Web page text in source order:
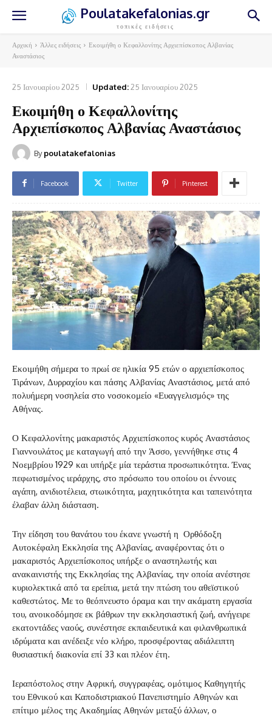
Poulatakefalonias.gr
τοπικές ειδήσεις
Αρχική Άλλες ειδήσεις
Εκοιμήθη ο Κεφαλλονίτης Αρχιεπίσκοπος Αλβανίας
Αναστάσιος
25 Ιανουαρίου 2025 Updated:25 Ιανουαρίου 2025
Εκοιμήθη ο Κεφαλλονίτης
Αρχιεπίσκοπος Αλβανίας Αναστάσιος
By poulatakefalonias
Facebook Twitter Pinterest
Εκοιμήθη σήμερα το πρωί σε ηλικία 95 ετών ο αρχιεπίσκοπος
Τιράνων, Δυρραχίου και πάσης Αλβανίας Αναστάσιος, μετά από
πολυήμερη νοσηλεία στο νοσοκομείο «Ευαγγελισμός» της
Αθήνας.
Ο Κεφαλλονίτης μακαριστός Αρχιεπίσκοπος κυρός Αναστάσιος
Γιαννουλάτος με καταγωγή από την Άσσο, γεννήθηκε στις 4
Νοεμβρίου 1929 και υπήρξε μία τεράστια προσωπικότητα. Ένας
πεφωτισμένος ιεράρχης, στο πρόσωπο του οποίου οι έννοιες
αγάπη, ανιδιοτέλεια, στωικότητα, μαχητικότητα και ταπεινότητα
έλαβαν άλλη διάσταση.
Την είδηση του θανάτου του έκανε γνωστή η Ορθόδοξη
Αυτοκέφαλη Εκκλησία της Αλβανίας, αναφέροντας ότι ο
μακαριστός Αρχιεπίσκοπος υπήρξε ο αναστηλωτής και
ανακαινιστής της Εκκλησίας της Αλβανίας, την οποία ανέστησε
κυριολεκτικά από τα ερείπια, μετά την πτώση του αθεϊστικού
καθεστώτος. Με το θεόπνευστο όραμα και την ακάματη εργασία
του, ανοικοδόμησε εκ βάθρων την εκκλησιαστική ζωή, ανήγειρε
εκατοντάδες ναούς, συνέστησε εκπαιδευτικά και φιλανθρωπικά
ιδρύματα και ανέδειξε νέο κλήρο, προσφέροντας αδιάλειπτη
θυσιαστική διακονία επί 33 και πλέον έτη.
Ιεραπόστολος στην Αφρική, συγγραφέας, ομότιμος Καθηγητής
του Εθνικού και Καποδιστριακού Πανεπιστημίο Αθηνών και
επίτιμο μέλος της Ακαδημίας Αθηνών μεταξύ άλλων, ο